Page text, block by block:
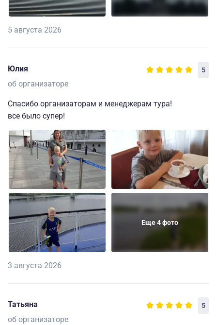
5 августа 2026
Юлия 5
об организаторе
Спасибо организаторам и менеджерам тура!
все было супер!
Еще 4 фото
3 августа 2026
Татьяна 5
об организаторе